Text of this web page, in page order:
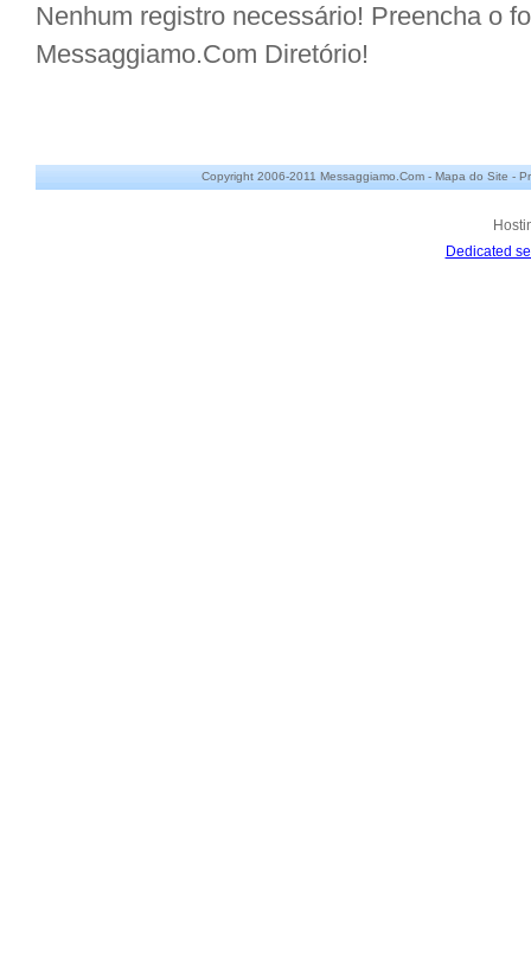
Nenhum registro necessário! Preencha o
Messaggiamo.Com Diretório!
Copyright 2006-2011 Messaggiamo.Com - Mapa do Site -
Dedicated